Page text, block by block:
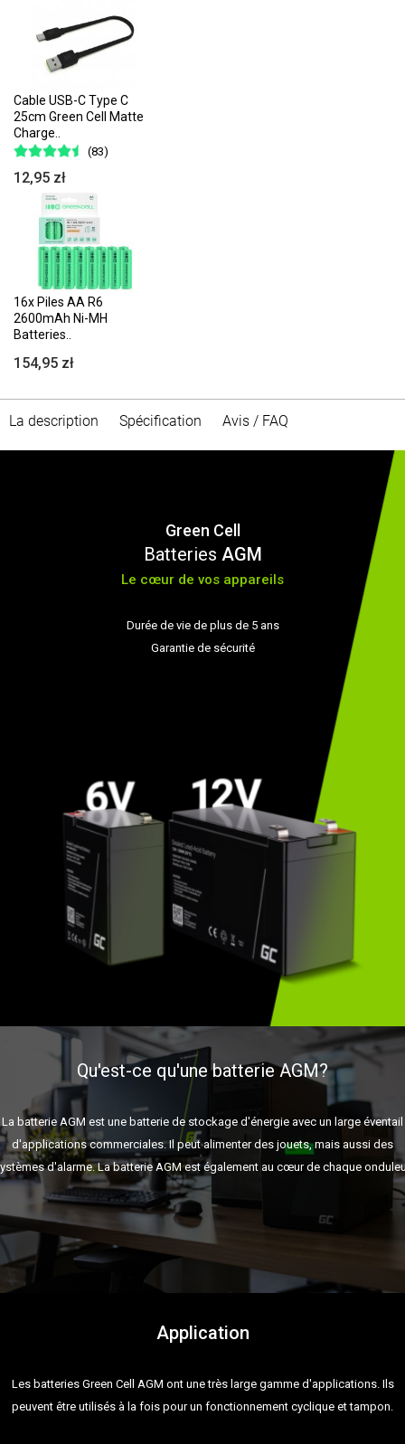
Cable USB-C Type C
25cm Green Cell Matte
Charge..
(83)
12,95 zł
16x Piles AA R6
2600mAh Ni-MH
Batteries..
154,95 zł
La description Spécification Avis / FAQ
Green Cell
Batteries AGM
Le cœur de vos appareils
Durée de vie de plus de 5 ans
Garantie de sécurité
Qu'est-ce qu'une batterie AGM?
La batterie AGM est une batterie de stockage d'énergie avec un large éventail
d'applications commerciales. Il peut alimenter des jouets, mais aussi des
d'alarme. La batterie AGM est également au cœur de chaque
Application
Les batteries Green Cell AGM ont une très large gamme d'applications. Ils
peuvent être utilisés à la fois pour un fonctionnement cyclique et tampon.